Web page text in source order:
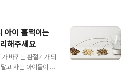
행되거나, 남아의 고
환인가요? 볼거리는
알려져 있습니다.감
라, 보통 약 2-3주
됩니다. 이때문에 감
많습니다. 또한 일정
어 집단생활(어린이
아이 훌쩍이는
해주세요
바뀌는 환절기가 되
고 사는 아이들이 많